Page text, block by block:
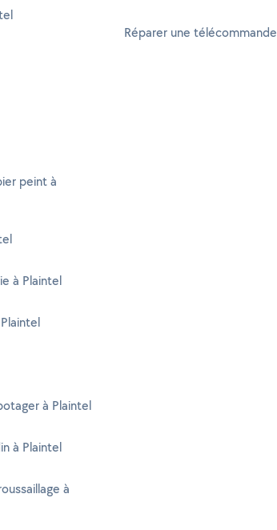
peint à
à Plaintel
à Plaintel
à Plaintel
à
Réparer une télécommande